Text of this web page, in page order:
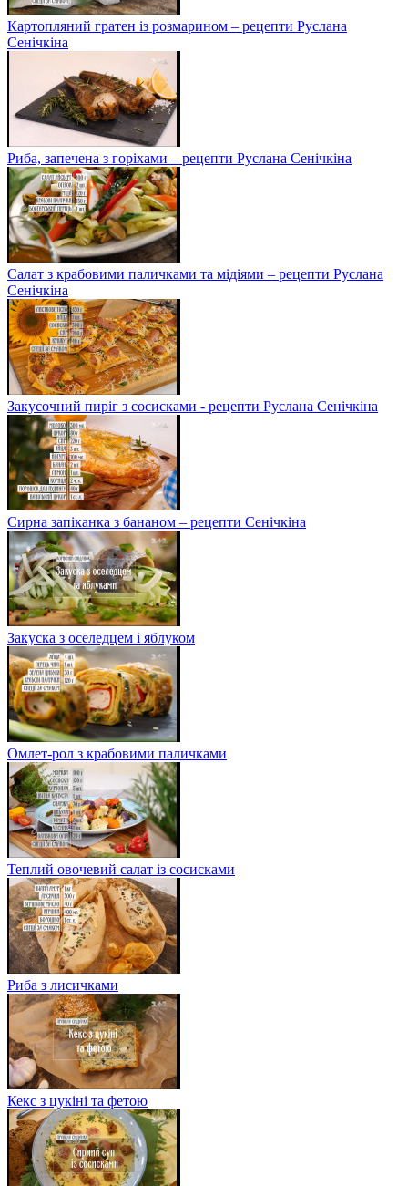
Картопляний гратен із розмарином – рецепти Руслана
Сенічкіна
Риба, запечена з горіхами – рецепти Руслана Сенічкіна
Салат з крабовими паличками та мідіями – рецепти Руслана
Сенічкіна
Закусочний пиріг з сосисками - рецепти Руслана Сенічкіна
Сирна запіканка з бананом – рецепти Сенічкіна
Закуска з оселедцем і яблуком
Омлет-рол з крабовими паличками
Теплий овочевий салат із сосисками
Риба з лисичками
Кекс з цукіні та фетою